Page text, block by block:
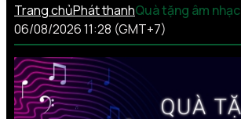
Trang chủPhát thanhQuà tặng âm nhạc
06/08/2026 11:28 (GMT+7)